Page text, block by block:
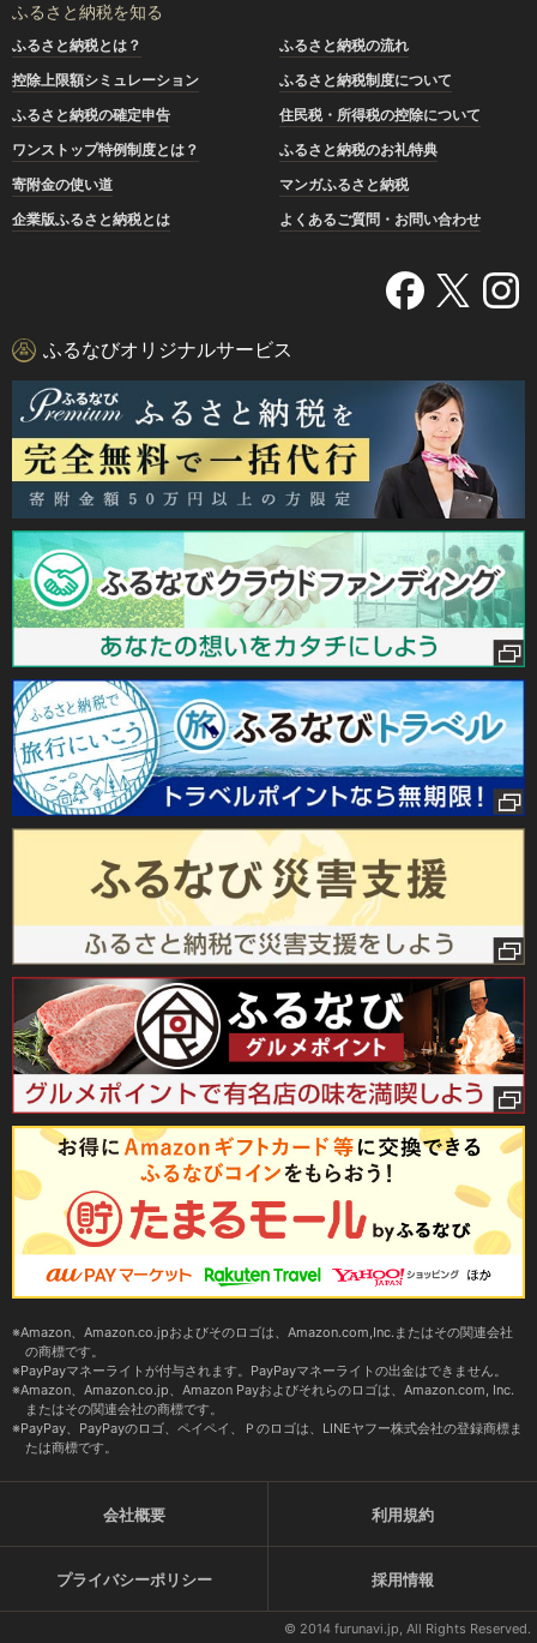
ふるさと納税を知る
ふるさと納税とは？
ふるさと納税の流れ
控除上限額シミュレーション
ふるさと納税制度について
ふるさと納税の確定申告
住民税・所得税の控除について
ワンストップ特例制度とは？
ふるさと納税のお礼特典
寄附金の使い道
マンガふるさと納税
企業版ふるさと納税とは
よくあるご質問・お問い合わせ
ふるなびオリジナルサービス
Amazon、Amazon.co.jpおよびそのロゴは、Amazon.com,Inc.またはその関連会社
の商標です。
PayPayマネーライトが付与されます。PayPayマネーライトの出金はできません。
Amazon、Amazon.co.jp、Amazon Payおよびそれらのロゴは、Amazon.com, Inc.
またはその関連会社の商標です。
PayPay、PayPayのロゴ、ペイペイ、Ｐのロゴは、LINEヤフー株式会社の登録商標ま
たは商標です。
会社概要 利用規約
プライバシーポリシー 採用情報
© 2014 furunavi.jp, All Rights Reserved.